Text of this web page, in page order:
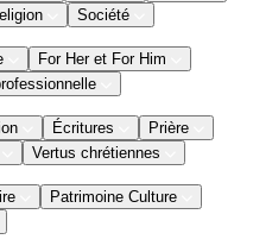
Société
For Her et For Him
Écritures
Prière
Vertus chrétiennes
Patrimoine Culture